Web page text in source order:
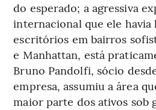
do esperado; a agressiva
internacional que ele
escritórios em bairros
e Manhattan, está
Bruno Pandolfi, sócio
empresa, assumiu a área
maior parte dos ativos sob